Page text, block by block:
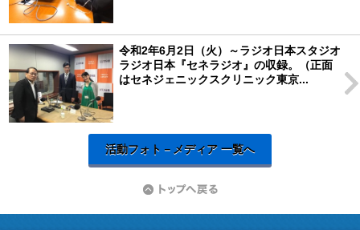
令和2年6月2日（火）～ラジオ日本スタジオ
ラジオ日本『セネラジオ』の収録。（正面
はセネジェニックスクリニック東京...
活動フォト－メディア 一覧へ